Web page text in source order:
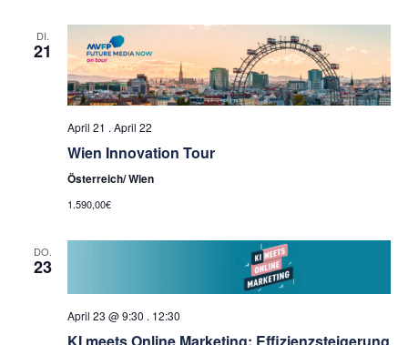
DI.
21
April 21 . April 22
Wien Innovation Tour
Österreich/ Wien
1.590,00€
DO.
23
April 23 @ 9:30 . 12:30